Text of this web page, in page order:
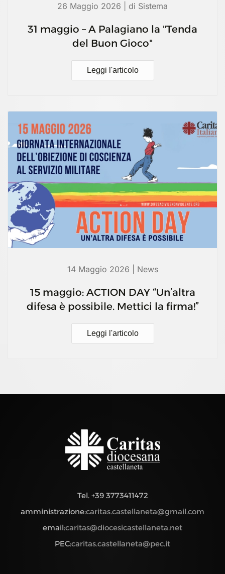
26 Maggio 2026 | di Sistema
31 maggio – A Palagiano la "Tenda
del Buon Gioco"
Leggi l'articolo
14 Maggio 2026 | News
15 maggio: ACTION DAY “Un’altra
difesa è possibile. Mettici la firma!”
Leggi l'articolo
Tel. +39 3773411472
amministrazione:caritas.castellaneta@gmail.com
email:caritas@diocesicastellaneta.net
PEC:caritas.castellaneta@pec.it